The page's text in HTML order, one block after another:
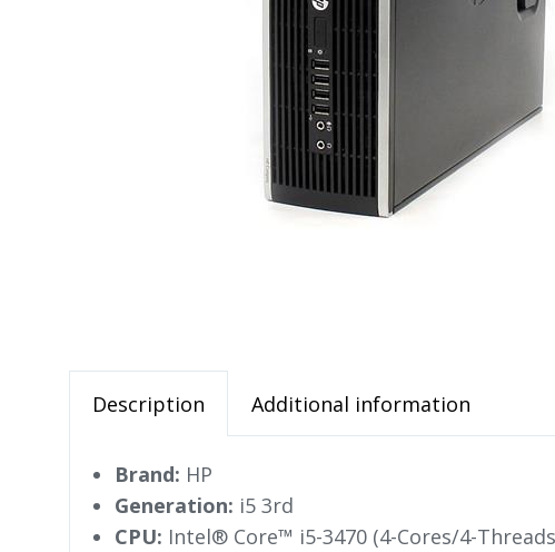
Description Additional information
Brand: HP
Generation: i5 3rd
CPU: Intel® Core™ i5-3470 (4-Cores/4-